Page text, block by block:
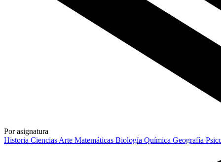
Por asignatura
Historia Ciencias Arte Matemáticas Biología Química Geografía